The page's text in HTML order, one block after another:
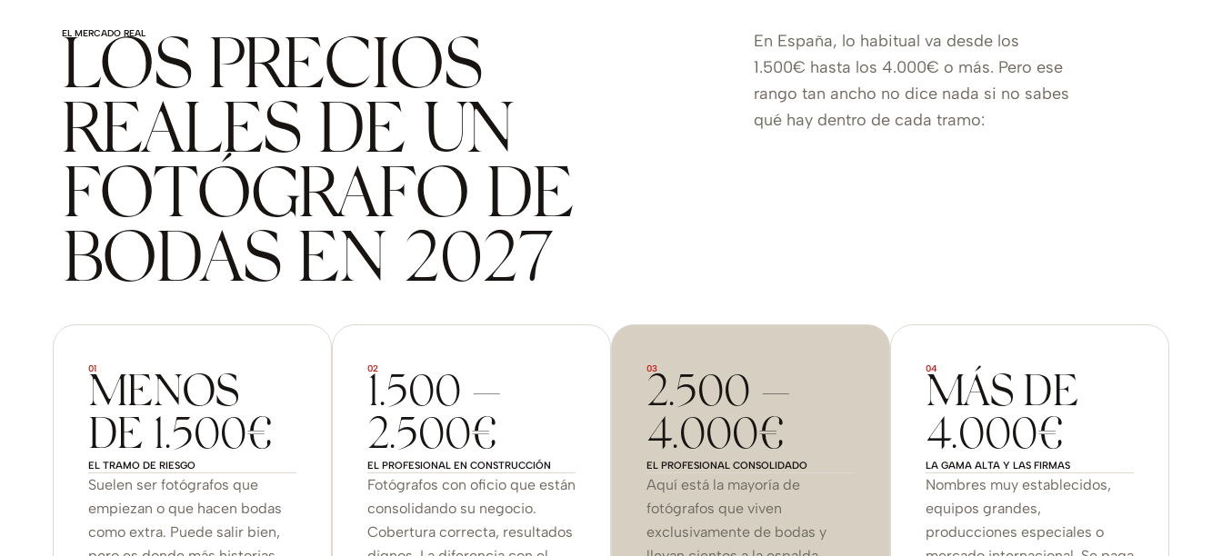
EL MERCADO REAL
LOS PRECIOS
REALES DE UN
FOTÓGRAFO DE
BODAS EN 2027
En España, lo habitual va desde los
1.500€ hasta los 4.000€ o más. Pero ese
rango tan ancho no dice nada si no sabes
qué hay dentro de cada tramo:
01
MENOS
DE 1.500€
EL TRAMO DE RIESGO
Suelen ser fotógrafos que
empiezan o que hacen bodas
como extra. Puede salir bien,
02
1.500 —
2.500€
EL PROFESIONAL EN CONSTRUCCIÓN
Fotógrafos con oficio que están
consolidando su negocio.
Cobertura correcta, resultados
03
2.500 —
4.000€
EL PROFESIONAL CONSOLIDADO
Aquí está la mayoría de
fotógrafos que viven
exclusivamente de bodas y
04
MÁS DE
4.000€
LA GAMA ALTA Y LAS FIRMAS
Nombres muy establecidos,
equipos grandes,
producciones especiales o